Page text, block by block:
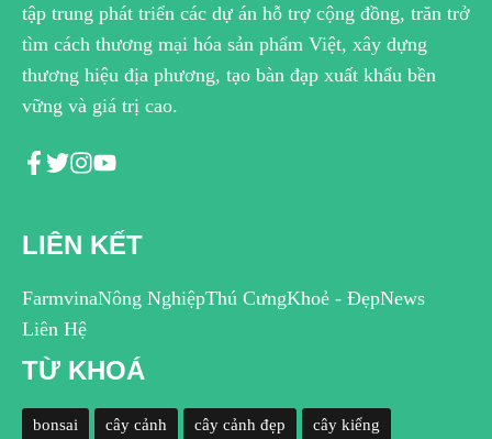
tập trung phát triển các dự án hỗ trợ cộng đồng, trăn trở
tìm cách thương mại hóa sản phẩm Việt, xây dựng
thương hiệu địa phương, tạo bàn đạp xuất khẩu bền
vững và giá trị cao.
LIÊN KẾT
FarmvinaNông NghiệpThú CưngKhoẻ - ĐẹpNews
Liên Hệ
TỪ KHOÁ
bonsai cây cảnh cây cảnh đẹp cây kiểng